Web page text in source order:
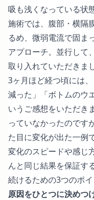
吸も浅くなっている状
施術では、腹部・横隔
るめ、微弱電流で固ま
アプローチ。並行して
取り入れていただきまし
3ヶ月ほど経つ頃には
減った」「ボトムのウ
いうご感想をいただき
っていなかったのです
た目に変化が出た一例で
変化のスピードや感じ
んと同じ結果を保証す
続けるための3つのポイ
原因をひとつに決めつ